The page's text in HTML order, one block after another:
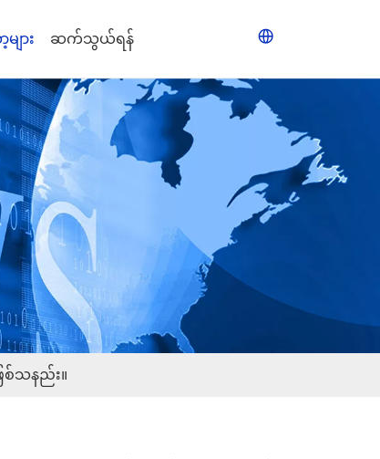
ျား ဆက်သွယ်ရန်
သနည်း။